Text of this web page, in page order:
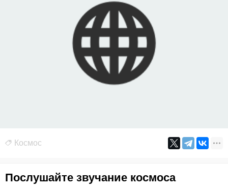
Космос
Послушайте звучание космоса